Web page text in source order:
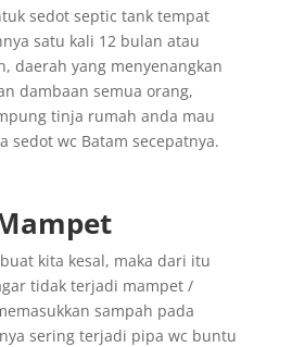
sedot septic tank tempat
satu kali 12 bulan atau
daerah yang menyenangkan
dambaan semua orang,
tinja rumah anda mau
sedot wc Batam secepatnya.
kita kesal, maka dari itu
tidak terjadi mampet /
sampah pada
sering terjadi pipa wc buntu